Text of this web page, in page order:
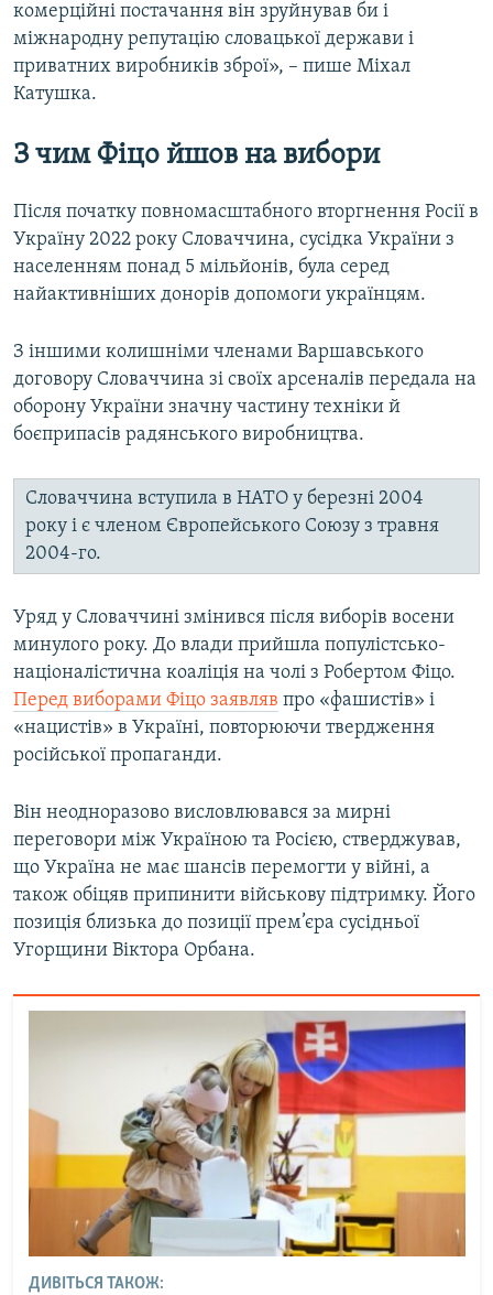
комерційні постачання він зруйнував би і
міжнародну репутацію словацької держави і
приватних виробників зброї», – пише Міхал
Катушка.
З чим Фіцо йшов на вибори
Після початку повномасштабного вторгнення Росії в
Україну 2022 року Словаччина, сусідка України з
населенням понад 5 мільйонів, була серед
найактивніших донорів допомоги українцям.
З іншими колишніми членами Варшавського
договору Словаччина зі своїх арсеналів передала на
оборону України значну частину техніки й
боєприпасів радянського виробництва.
Словаччина вступила в НАТО у березні 2004
року і є членом Європейського Союзу з травня
2004-го.
Уряд у Словаччині змінився після виборів восени
минулого року. До влади прийшла популістсько-
націоналістична коаліція на чолі з Робертом Фіцо.
Перед виборами Фіцо заявляв про «фашистів» і
«нацистів» в Україні, повторюючи твердження
російської пропаганди.
Він неодноразово висловлювався за мирні
переговори між Україною та Росією, стверджував,
що Україна не має шансів перемогти у війні, а
також обіцяв припинити військову підтримку. Його
позиція близька до позиції прем’єра сусідньої
Угорщини Віктора Орбана.
ДИВІТЬСЯ ТАКОЖ: